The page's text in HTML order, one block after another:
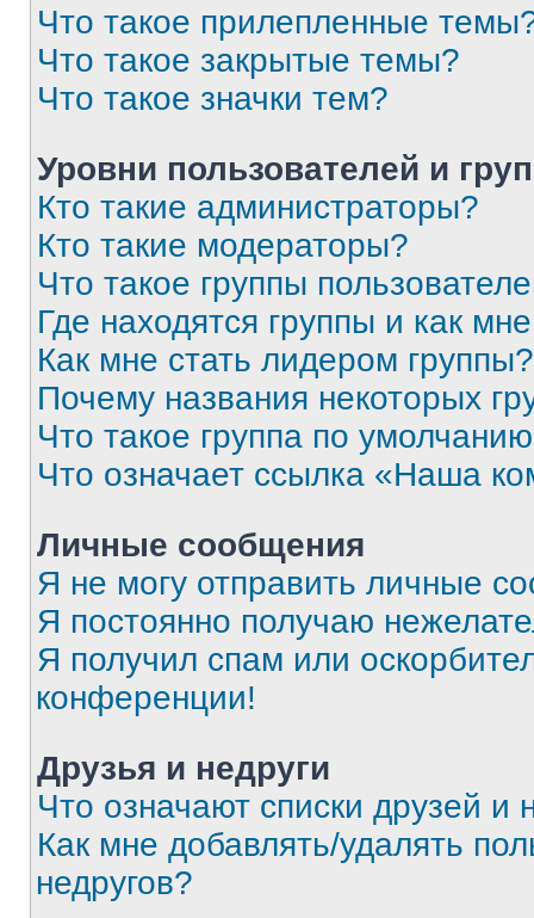
Что такое прилепленные
Что такое закрытые темы?
Что такое значки тем?
Уровни пользователей и
Кто такие администраторы?
Кто такие модераторы?
Что такое группы
Где находятся группы и как
Как мне стать лидером группы?
Почему названия некоторых
Что такое группа по
Что означает ссылка «Наша
Личные сообщения
Я не могу отправить личные
Я постоянно получаю
Я получил спам или
конференции!
Друзья и недруги
Что означают списки друзей и
Как мне добавлять/удалять
недругов?